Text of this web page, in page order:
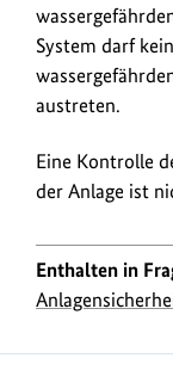
System darf
austreten.
Eine Kontrolle
der Anlage ist
Enthalten in